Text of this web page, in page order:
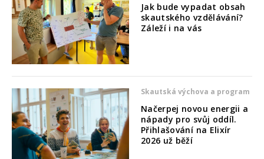
Jak bude vypadat obsah
skautského vzdělávání?
Záleží i na vás
Skautská výchova a program
Načerpej novou energii a
nápady pro svůj oddíl.
Přihlašování na Elixír
2026 už běží